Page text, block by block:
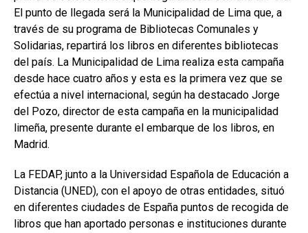
El punto de llegada será la Municipalidad de Lima que, a
través de su programa de Bibliotecas Comunales y
Solidarias, repartirá los libros en diferentes bibliotecas
del país. La Municipalidad de Lima realiza esta campaña
desde hace cuatro años y esta es la primera vez que se
efectúa a nivel internacional, según ha destacado Jorge
del Pozo, director de esta campaña en la municipalidad
limeña, presente durante el embarque de los libros, en
Madrid.
La FEDAP, junto a la Universidad Española de Educación a
Distancia (UNED), con el apoyo de otras entidades, situó
en diferentes ciudades de España puntos de recogida de
libros que han aportado personas e instituciones durante